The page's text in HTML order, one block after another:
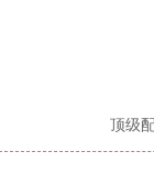
顶级